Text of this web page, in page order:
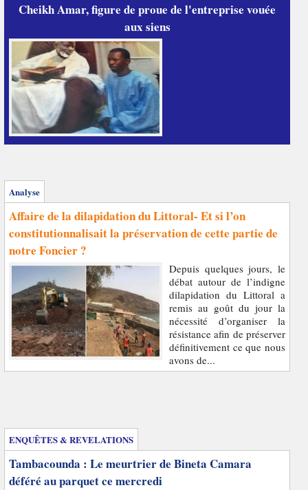
Cheikh Amar, figure de proue de l'entreprise vouée
aux siens
Analyse
Affaire de la dilapidation du Littoral- Et si l’on
constitutionnalisait la préservation de cette partie de
notre Foncier ?
Depuis quelques jours, le
débat autour de l’indigne
dilapidation du Littoral a
remis au goût du jour la
nécessité d’organiser la
résistance afin de préserver
définitivement ce que nous
avons de...
ENQUÊTES & REVELATIONS
Tambacounda : Le meurtrier de Bineta Camara
déféré au parquet ce mercredi